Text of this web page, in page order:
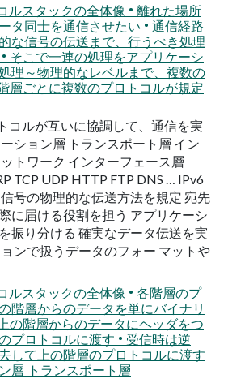
ルスタックの全体像 • 離れた場所
タ同士を通信させたい • 通信経路
な信号の伝送まで、行うべき処理
そこで一連の処理をアプリケーシ
理～物理的なレベルまで、複数の
層ごとに複数のプロトコルが規定
コルが互いに協調して、通信を実
ション層 トランスポート層 イン
トワーク インターフェース層
TCP UDP HTTP FTP DNS … IPv6
号の物理的な伝送方法を規定 宛先
に届ける役割を担う アプリケーシ
振り分ける 確実なデータ伝送を実
ンで扱うデータのフォー マットや
ルスタックの全体像 • 各階層のプ
階層からのデータを単にバイナリ
の階層からのデータにヘッダをつ
プロトコルに渡す • 受信時は逆
して上の階層のプロトコルに渡す
層 トランスポート層